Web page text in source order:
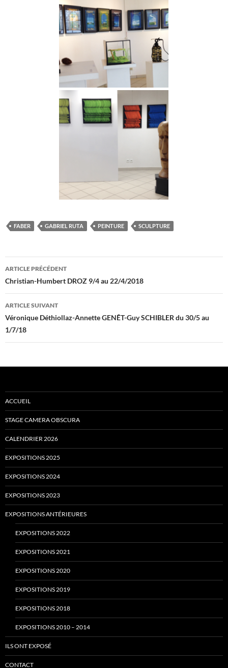
FABER GABRIEL RUTA PEINTURE SCULPTURE
Navigation
des
articles
ARTICLE PRÉCÉDENT
Christian-Humbert DROZ 9/4 au 22/4/2018
ARTICLE SUIVANT
Véronique Déthiollaz-Annette GENÊT-Guy SCHIBLER du 30/5 au
1/7/18
ACCUEIL
STAGE CAMERA OBSCURA
CALENDRIER 2026
EXPOSITIONS 2025
EXPOSITIONS 2024
EXPOSITIONS 2023
EXPOSITIONS ANTÉRIEURES
EXPOSITIONS 2022
EXPOSITIONS 2021
EXPOSITIONS 2020
EXPOSITIONS 2019
EXPOSITIONS 2018
EXPOSITIONS 2010 – 2014
ILS ONT EXPOSÉ
CONTACT